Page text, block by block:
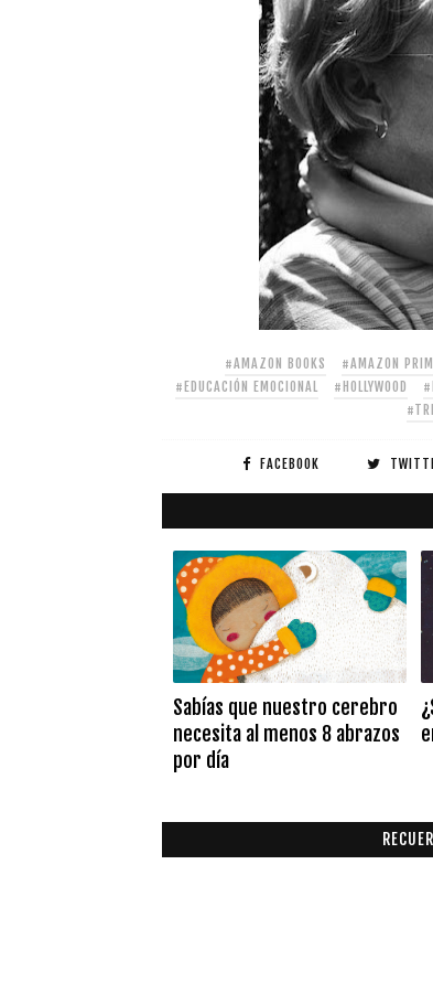
#AMAZON BOOKS #AMAZON
#EDUCACIÓN EMOCIONAL
#HOLLYWOOD
FACEBOOK
Sabías que nuestro cerebro
necesita al menos 8 abrazos
por día